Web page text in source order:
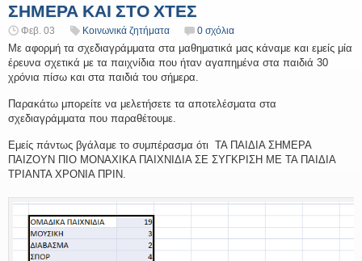
ΣΗΜΕΡΑ ΚΑΙ ΣΤΟ ΧΤΕΣ
Φεβ. 03 Κοινωνικά ζητήματα 0 σχόλια
Με αφορμή τα σχεδιαγράμματα στα μαθηματικά μας κάναμε και εμείς μία
έρευνα σχετικά με τα παιχνίδια που ήταν αγαπημένα στα παιδιά 30
χρόνια πίσω και στα παιδιά του σήμερα.
Παρακάτω μπορείτε να μελετήσετε τα αποτελέσματα στα
σχεδιαγράμματα που παραθέτουμε.
Εμείς πάντως βγάλαμε το συμπέρασμα ότι ΤΑ ΠΑΙΔΙΑ ΣΗΜΕΡΑ
ΠΑΙΖΟΥΝ ΠΙΟ ΜΟΝΑΧΙΚΑ ΠΑΙΧΝΙΔΙΑ ΣΕ ΣΥΓΚΡΙΣΗ ΜΕ ΤΑ ΠΑΙΔΙΑ
ΤΡΙΑΝΤΑ ΧΡΟΝΙΑ ΠΡΙΝ.